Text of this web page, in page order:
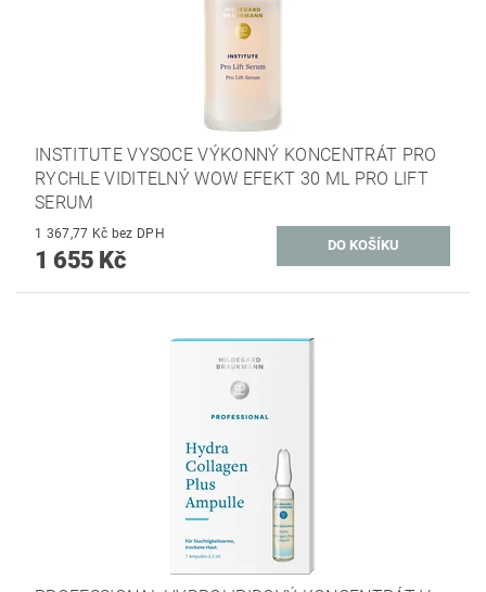
INSTITUTE VYSOCE VÝKONNÝ KONCENTRÁT PRO
RYCHLE VIDITELNÝ WOW EFEKT 30 ML PRO LIFT
SERUM
1 367,77 Kč bez DPH
1 655 Kč